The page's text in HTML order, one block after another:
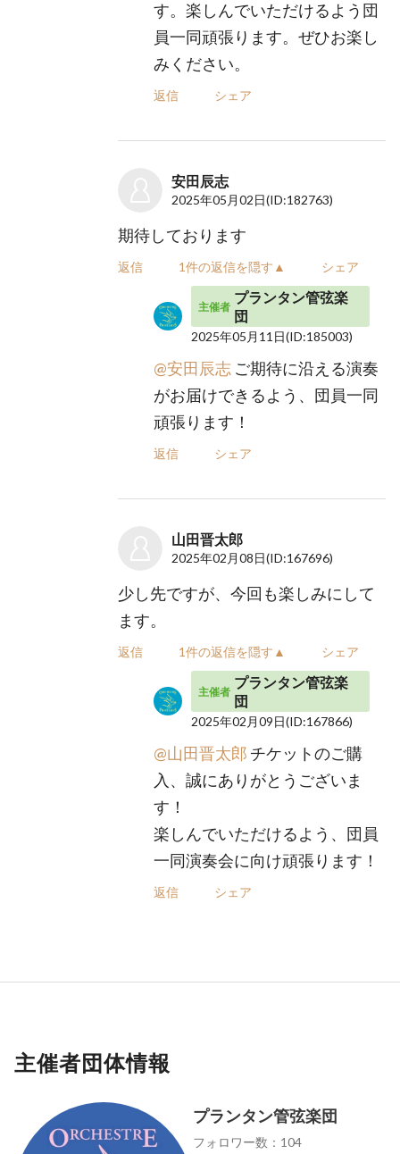
す。楽しんでいただけるよう団
員一同頑張ります。ぜひお楽し
みください。
返信 シェア
安田辰志
2025年05月02日(ID:182763)
期待しております
返信 1件の返信を隠す▲ シェア
主催者
プランタン管弦楽
団
2025年05月11日(ID:185003)
@安田辰志 ご期待に沿える演奏
がお届けできるよう、団員一同
頑張ります！
返信 シェア
山田晋太郎
2025年02月08日(ID:167696)
少し先ですが、今回も楽しみにして
ます。
返信 1件の返信を隠す▲ シェア
主催者
プランタン管弦楽
団
2025年02月09日(ID:167866)
@山田晋太郎 チケットのご購
入、誠にありがとうございま
す！
楽しんでいただけるよう、団員
一同演奏会に向け頑張ります！
返信 シェア
主催者団体情報
プランタン管弦楽団
フォロワー数：104